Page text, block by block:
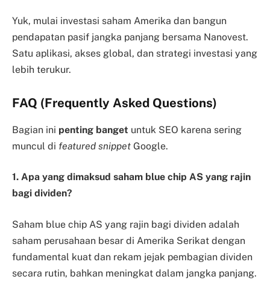
Yuk, mulai investasi saham Amerika dan bangun
pendapatan pasif jangka panjang bersama Nanovest.
Satu aplikasi, akses global, dan strategi investasi yang
lebih terukur.
FAQ (Frequently Asked Questions)
Bagian ini penting banget untuk SEO karena sering
muncul di featured snippet Google.
1. Apa yang dimaksud saham blue chip AS yang rajin
bagi dividen?
Saham blue chip AS yang rajin bagi dividen adalah
saham perusahaan besar di Amerika Serikat dengan
fundamental kuat dan rekam jejak pembagian dividen
secara rutin, bahkan meningkat dalam jangka panjang.